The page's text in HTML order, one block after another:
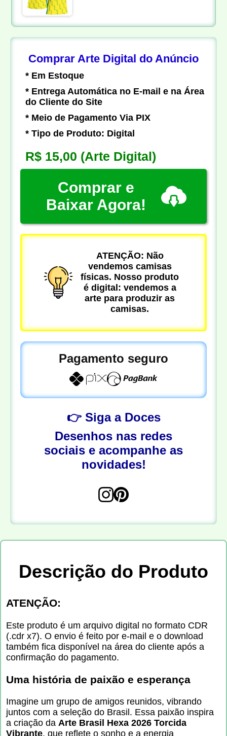
Comprar Arte Digital do Anúncio
* Em Estoque
* Entrega Automática no E-mail e na Área
do Cliente do Site
* Meio de Pagamento Via PIX
* Tipo de Produto: Digital
R$ 15,00 (Arte Digital)
Comprar e
Baixar Agora!
ATENÇÃO: Não
vendemos camisas
físicas. Nosso produto
é digital: vendemos a
arte para produzir as
camisas.
Pagamento seguro
👉 Siga a Doces
Desenhos nas redes
sociais e acompanhe as
novidades!
Descrição do Produto
ATENÇÃO:
Este produto é um arquivo digital no formato CDR
(.cdr x7). O envio é feito por e-mail e o download
também fica disponível na área do cliente após a
confirmação do pagamento.
Uma história de paixão e esperança
Imagine um grupo de amigos reunidos, vibrando
juntos com a seleção do Brasil. Essa paixão inspira
a criação da Arte Brasil Hexa 2026 Torcida
Vibrante, que reflete o sonho e a energia